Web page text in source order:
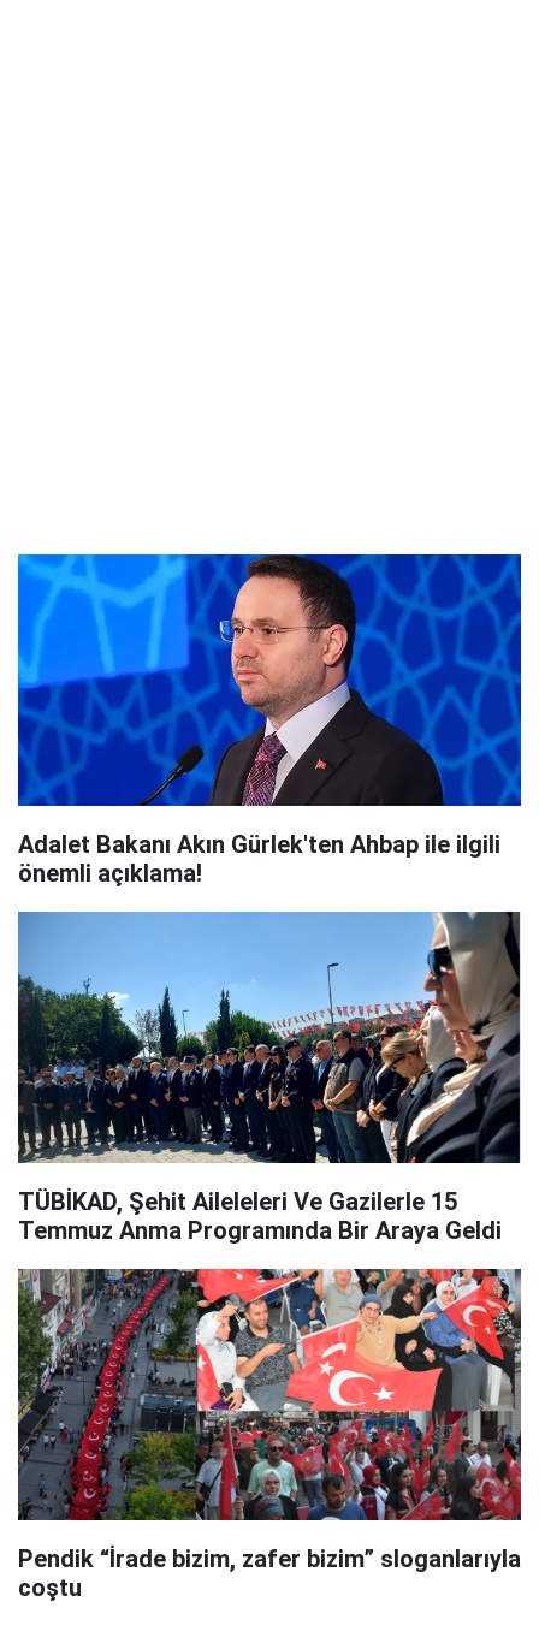
Adalet Bakanı Akın Gürlek'ten Ahbap ile ilgili
önemli açıklama!
TÜBİKAD, Şehit Aileleleri Ve Gazilerle 15
Temmuz Anma Programında Bir Araya Geldi
Pendik “İrade bizim, zafer bizim” sloganlarıyla
coştu